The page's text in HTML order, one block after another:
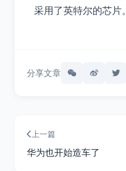
采用了英特尔的芯片。
分享文章
上一篇
华为也开始造车了